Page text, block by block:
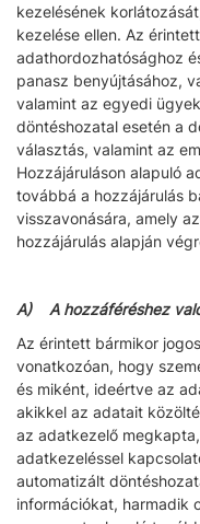
kezelésének
kezelése ellen. Az
adathordozhatósághoz
panasz benyújtásához,
valamint az egyedi
döntéshozatal esetén a
választás, valamint az
Hozzájáruláson alapuló
továbbá a hozzájárulás
visszavonására, amely
hozzájárulás alapján
A) A hozzáféréshez
Az érintett bármikor
vonatkozóan, hogy
és miként, ideértve az
akikkel az adatait
az adatkezelő
adatkezeléssel
automatizált
információkat, harmadik